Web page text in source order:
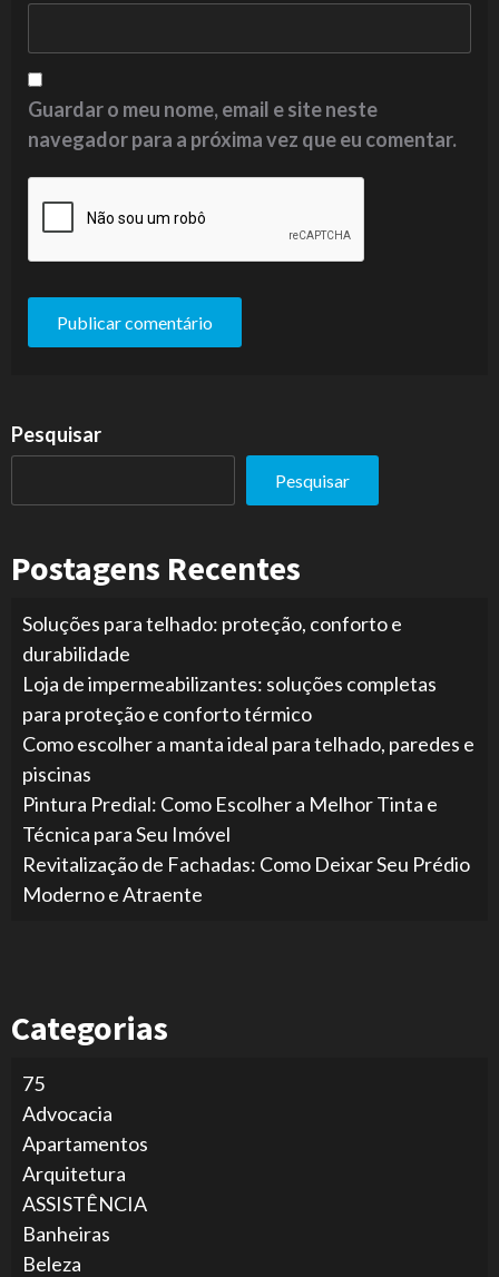
Guardar o meu nome, email e site neste
navegador para a próxima vez que eu comentar.
Pesquisar
Pesquisar
Postagens Recentes
Soluções para telhado: proteção, conforto e
durabilidade
Loja de impermeabilizantes: soluções completas
para proteção e conforto térmico
Como escolher a manta ideal para telhado, paredes e
piscinas
Pintura Predial: Como Escolher a Melhor Tinta e
Técnica para Seu Imóvel
Revitalização de Fachadas: Como Deixar Seu Prédio
Moderno e Atraente
Categorias
75
Advocacia
Apartamentos
Arquitetura
ASSISTÊNCIA
Banheiras
Beleza